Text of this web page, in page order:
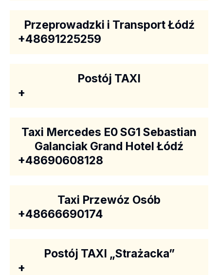
Przeprowadzki i Transport Łódź
+48691225259
Postój TAXI
+
Taxi Mercedes E0 SG1 Sebastian
Galanciak Grand Hotel Łódź
+48690608128
Taxi Przewóz Osób
+48666690174
Postój TAXI „Strażacka”
+